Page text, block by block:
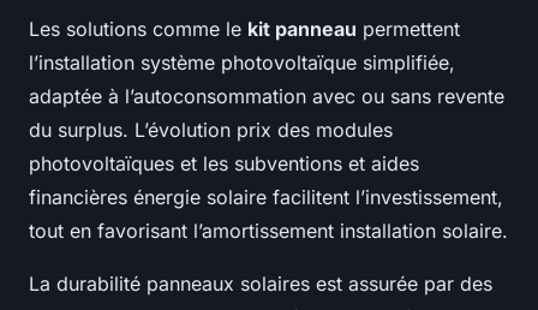
Les solutions comme le kit panneau permettent
l’installation système photovoltaïque simplifiée,
adaptée à l’autoconsommation avec ou sans revente
du surplus. L’évolution prix des modules
photovoltaïques et les subventions et aides
financières énergie solaire facilitent l’investissement,
tout en favorisant l’amortissement installation solaire.
La durabilité panneaux solaires est assurée par des